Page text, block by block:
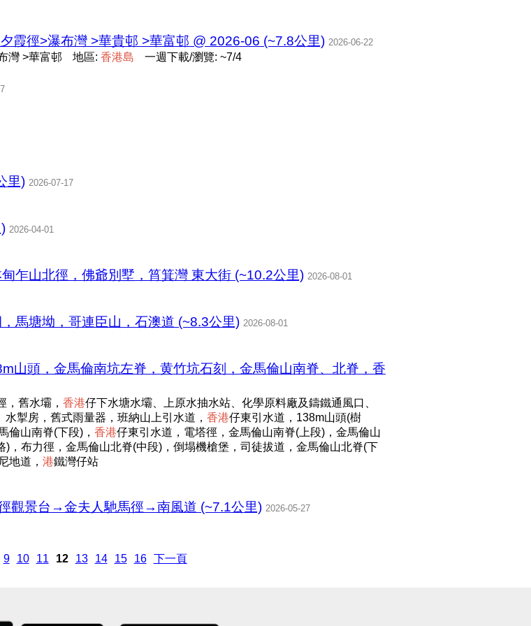
霞徑>瀑布灣 >華貴邨 >華富邨 @ 2026-06 (~7.8公里) 2026-06-22
灣 >華富邨 地區: 香港島 一週下載/瀏覽: ~7/4
里) 2026-07-17
2026-04-01
乍山北徑，佛爺別墅，筲箕灣 東大街 (~10.2公里) 2026-08-01
馬塘坳，哥連臣山，石澳道 (~8.3公里) 2026-08-01
山頭，金馬倫南坑左脊，黄竹坑石刻，金馬倫山南脊、北脊，香
，舊水壩， 香港仔下水塘水壩、上原水抽水站、化學原料廠及鑄鐵通風口、
掣房，舊式雨量器，班納山上引水道， 香港仔東引水道，138m山頭(樹
倫山南脊(下段)， 香港仔東引水道，電塔徑，金馬倫山南脊(上段)，金馬倫山
，布力徑，金馬倫山北脊(中段)，倒塌機槍堡，司徒拔道，金馬倫山北脊(下
地道， 港鐵灣仔站
觀景台→金夫人馳馬徑→南風道 (~7.1公里) 2026-05-27
9 10 11 12 13 14 15 16 下一頁